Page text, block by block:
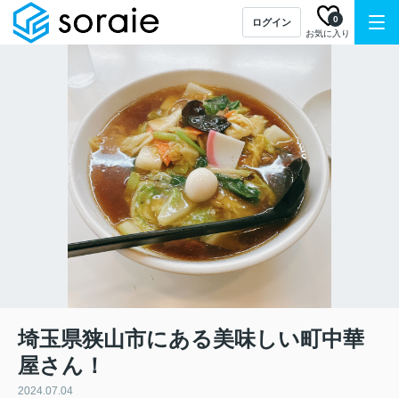
ログイン
お気に入り
0
埼玉県狭山市にある美味しい町中華
屋さん！
2024.07.04